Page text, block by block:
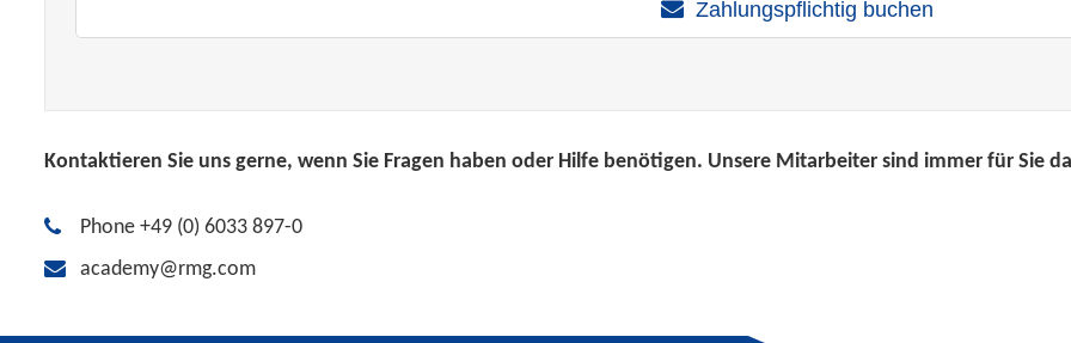
Zahlungspflichtig buchen
Kontaktieren Sie uns gerne, wenn Sie Fragen haben oder Hilfe benötigen. Unsere Mitarbeiter sind immer für Sie
Phone +49 (0) 6033 897-0
academy@rmg.com